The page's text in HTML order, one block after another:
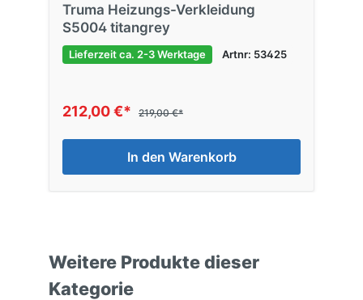
Truma Heizungs-Verkleidung
S5004 titangrey
Lieferzeit ca. 2-3 Werktage Artnr: 53425
212,00 €* 219,00 €*
In den Warenkorb
Weitere Produkte dieser
Kategorie